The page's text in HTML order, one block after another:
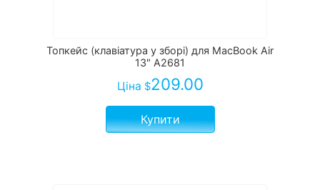
Топкейс (клавіатура у зборі) для MacBook Air
13" A2681
Ціна $209.00
Купити